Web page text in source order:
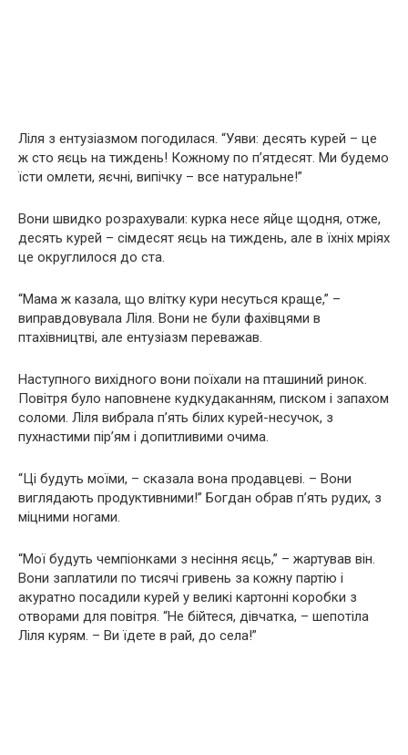
Ліля з ентузіазмом погодилася. “Уяви: десять курей – це
ж сто яєць на тиждень! Кожному по п’ятдесят. Ми будемо
їсти омлети, яєчні, випічку – все натуральне!”
Вони швидко розрахували: курка несе яйце щодня, отже,
десять курей – сімдесят яєць на тиждень, але в їхніх мріях
це округлилося до ста.
“Мама ж казала, що влітку кури несуться краще,” –
виправдовувала Ліля. Вони не були фахівцями в
птахівництві, але ентузіазм переважав.
Наступного вихідного вони поїхали на пташиний ринок.
Повітря було наповнене кудкудаканням, писком і запахом
соломи. Ліля вибрала п’ять білих курей-несучок, з
пухнастими пір’ям і допитливими очима.
“Ці будуть моїми, – сказала вона продавцеві. – Вони
виглядають продуктивними!” Богдан обрав п’ять рудих, з
міцними ногами.
“Мої будуть чемпіонками з несіння яєць,” – жартував він.
Вони заплатили по тисячі гривень за кожну партію і
акуратно посадили курей у великі картонні коробки з
отворами для повітря. “Не бійтеся, дівчатка, – шепотіла
Ліля курям. – Ви їдете в рай, до села!”